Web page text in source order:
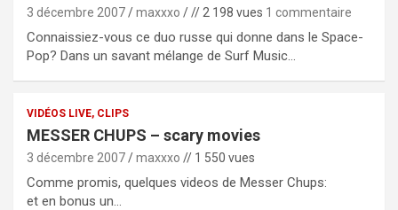
3 décembre 2007 maxxxo // 2 198 vues 1 commentaire
Connaissiez-vous ce duo russe qui donne dans le Space-
Pop? Dans un savant mélange de Surf Music…
VIDÉOS LIVE, CLIPS
MESSER CHUPS – scary movies
3 décembre 2007 maxxxo // 1 550 vues
Comme promis, quelques videos de Messer Chups:
et en bonus un…